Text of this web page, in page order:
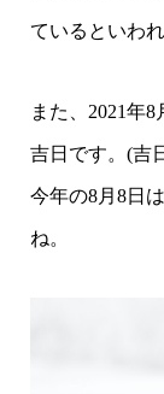
ているといわ
また、2021年
吉日です。(吉
今年の8月8日
ね。